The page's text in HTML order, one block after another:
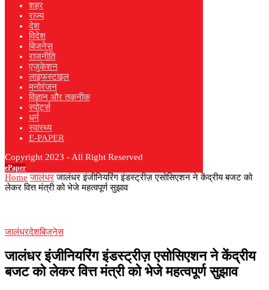
शहर
राज्य
देश
विदेश
बिजनेस
राजनीति
एजुकेशन
लाइफस्टाइल
मनोरंजन
विज्ञान और तकनीक
स्पोर्ट्स
धर्म
स्वास्थ्य
E-PAPER
Copyright 2023 - All Right Reserved
ePaper
Home जालंधर जालंधर इंजीनियरिंग इंडस्ट्रीज़ एसोसिएशन ने केंद्रीय बजट को
लेकर वित्त मंत्री को भेजे महत्वपूर्ण सुझाव
जालंधरदेशबिजनेस
जालंधर इंजीनियरिंग इंडस्ट्रीज़ एसोसिएशन ने केंद्रीय
बजट को लेकर वित्त मंत्री को भेजे महत्वपूर्ण सुझाव